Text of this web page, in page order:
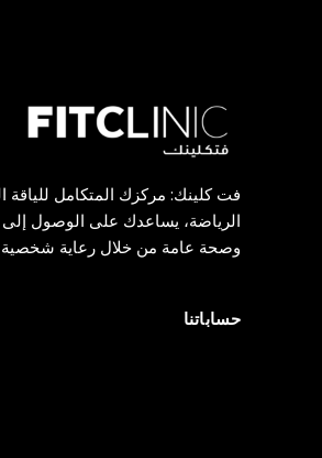
فت كلينك: مركزك المتكامل للياقة
الرياضة، يساعدك على الوصول إلى
وصحة عامة من خلال رعاية
حساباتنا